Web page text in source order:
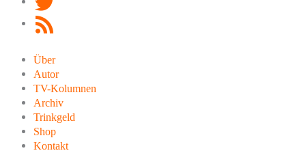
Über
Autor
TV-Kolumnen
Archiv
Trinkgeld
Shop
Kontakt